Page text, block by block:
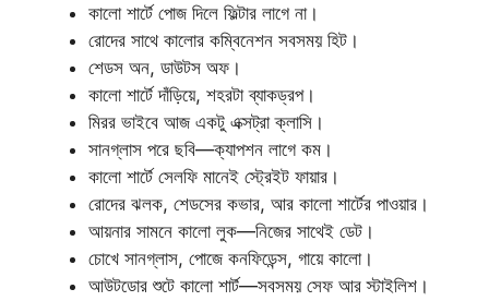
কালো শার্টে পোজ দিলে ফিল্টার লাগে না।
রোদের সাথে কালোর কম্বিনেশন সবসময় হিট।
শেডস অন, ডাউটস অফ।
কালো শার্টে দাঁড়িয়ে, শহরটা ব্যাকড্রপ।
মিরর ভাইবে আজ একটু এক্সট্রা ক্লাসি।
সানগ্লাস পরে ছবি—ক্যাপশন লাগে কম।
কালো শার্টে সেলফি মানেই স্ট্রেইট ফায়ার।
রোদের ঝলক, শেডসের কভার, আর কালো শার্টের পাওয়ার।
আয়নার সামনে কালো লুক—নিজের সাথেই ডেট।
চোখে সানগ্লাস, পোজে কনফিডেন্স, গায়ে কালো।
আউটডোর শুটে কালো শার্ট—সবসময় সেফ আর স্টাইলিশ।